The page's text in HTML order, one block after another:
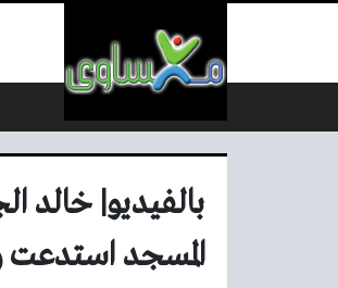
بالفيديو|
المسجد استدعت